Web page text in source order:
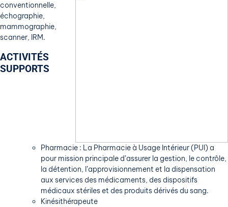
conventionnelle,
échographie,
mammographie,
scanner, IRM.
ACTIVITÉS
SUPPORTS
Pharmacie : La Pharmacie à Usage Intérieur (PUI) a
pour mission principale d’assurer la gestion, le contrôle,
la détention, l’approvisionnement et la dispensation
aux services des médicaments, des dispositifs
médicaux stériles et des produits dérivés du sang.
Kinésithérapeute